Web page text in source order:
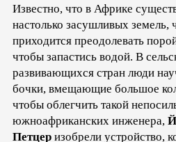
Известно, что в Африке
настолько засушливых
приходится преодолевать
чтобы запастись водой. В
развивающихся стран люди
бочки, вмещающие большое
чтобы облегчить такой
южноафриканских инженера,
Петцер изобрели устройство,